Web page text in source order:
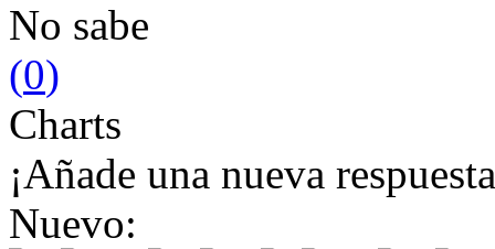
No sabe
(0)
Charts
¡Añade una nueva
Nuevo: